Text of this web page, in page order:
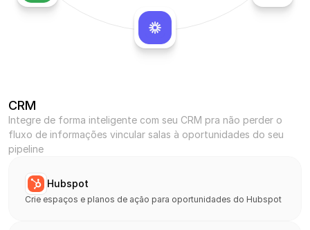
CRM
Integre de forma inteligente com seu CRM pra não perder o
fluxo de informações vincular salas à oportunidades do seu
pipeline
Hubspot
Crie espaços e planos de ação para oportunidades do Hubspot